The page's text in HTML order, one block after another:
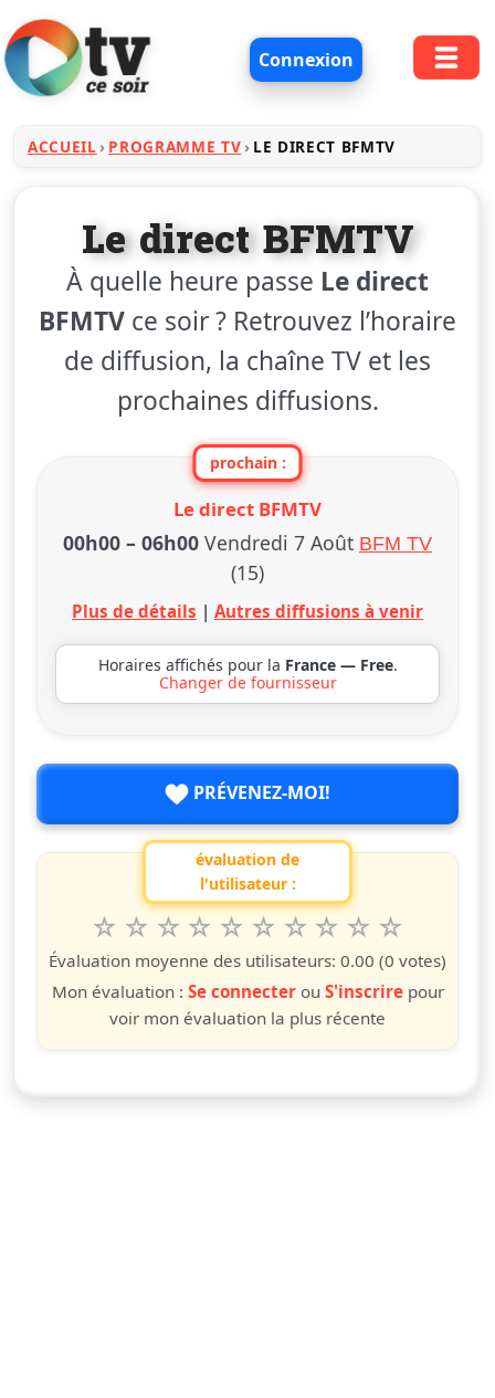
Connexion
ACCUEIL PROGRAMME TV LE DIRECT BFMTV
Le direct BFMTV
À quelle heure passe Le direct
BFMTV ce soir ? Retrouvez l’horaire
de diffusion, la chaîne TV et les
prochaines diffusions.
prochain :
Le direct BFMTV
00h00 – 06h00 Vendredi 7 Août BFM TV
(15)
Plus de détails | Autres diffusions à venir
Horaires affichés pour la France — Free.
Changer de fournisseur
PRÉVENEZ-MOI!
évaluation de
l'utilisateur :
questo spettacolo da 1 a 10 étoiles
10
étoiles
9
étoiles
8
étoiles
7
étoiles
6
étoiles
5
étoiles
4
étoiles
3
étoiles
2
étoiles
étoile
Évaluation moyenne des utilisateurs: 0.00 (0 votes)
Mon évaluation : Se connecterou S'inscrirepour
voir mon évaluation la plus récente